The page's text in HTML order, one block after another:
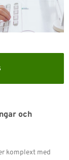
Nederland
och
komplext med